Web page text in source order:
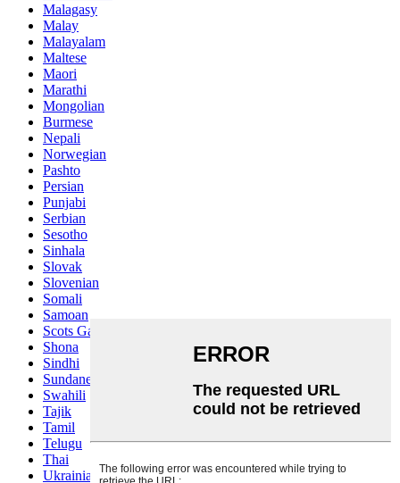
Malagasy
Malay
Malayalam
Maltese
Maori
Marathi
Mongolian
Burmese
Nepali
Norwegian
Pashto
Persian
Punjabi
Serbian
Sesotho
Sinhala
Slovak
Slovenian
Somali
Samoan
Scots Gaelic
Shona
Sindhi
Sundanese
Swahili
Tajik
Tamil
Telugu
Thai
Ukrainian